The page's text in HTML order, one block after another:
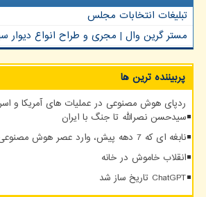
تبلیغات انتخابات مجلس
مستر گرین وال | مجری و طراح انواع دیوار
پربیننده ترین ها
ردپای هوش مصنوعی در عملیات های آمریکا و
سیدحسن نصرالله تا جنگ با ایران
نابغه ای که 7 دهه پیش، وارد عصر هوش مصنوعی شد
انقلاب خاموش در خانه
ChatGPT تاریخ ساز شد